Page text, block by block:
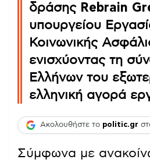
δράσης Rebrain
υπουργείου
Κοινωνικής
ενισχύοντας τη
Ελλήνων του
ελληνική αγορά
Ακολουθήστε το politic.gr
Σύμφωνα με